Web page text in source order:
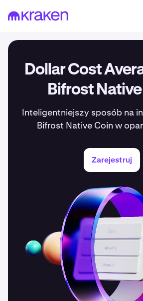
Dollar Cost
Bifrost
Inteligentniejszy sposób na
Bifrost Native Coin w
Zarejestruj